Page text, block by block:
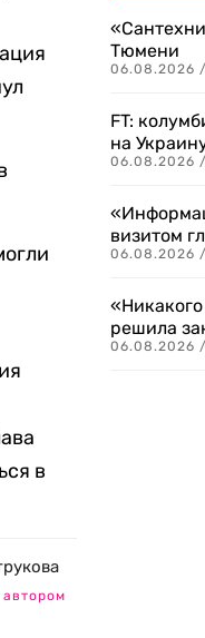
в
Тюмени
06.08.2026
FT:
на
06.08.2026
визитом
06.08.2026
решила
06.08.2026 /